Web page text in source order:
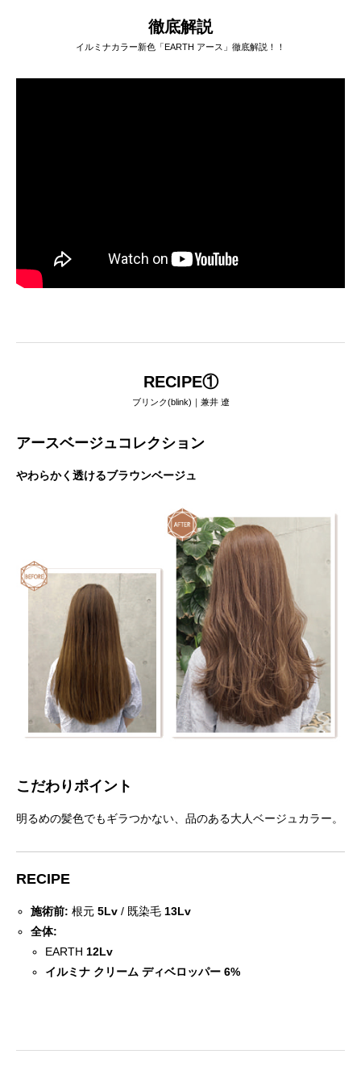
徹底解説
イルミナカラー新色「EARTH アース」徹底解説！！
RECIPE①
ブリンク(blink)｜兼井 遼
アースベージュコレクション
やわらかく透けるブラウンベージュ
こだわりポイント
明るめの髪色でもギラつかない、品のある大人ベージュカラー。
RECIPE
施術前: 根元5Lv / 既染毛13Lv
全体:
EARTH12Lv
イルミナ クリーム ディベロッパー 6%